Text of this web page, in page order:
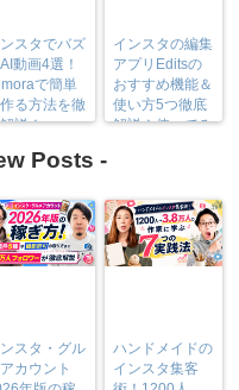
スタでバズ
動画4選！
で簡単
る方法を徹
説！
インスタの編集
アプリEditsの
おすすめ機能＆
使い方5つ徹底
解説！使ってみ
Posts -
スタ・グル
カウント
ハンドメイドの
インスタ集客